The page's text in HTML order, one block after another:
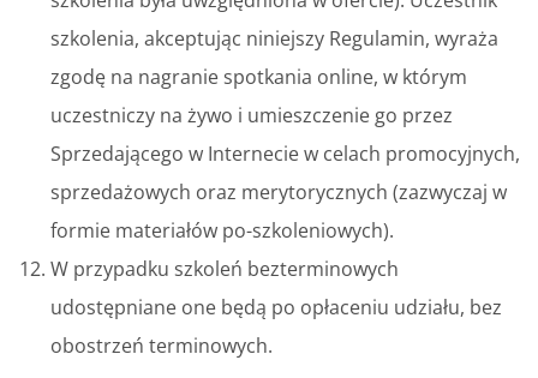
szkolenia, akceptując niniejszy Regulamin, wyraża
zgodę na nagranie spotkania online, w którym
uczestniczy na żywo i umieszczenie go przez
Sprzedającego w Internecie w celach promocyjnych,
sprzedażowych oraz merytorycznych (zazwyczaj w
formie materiałów po-szkoleniowych).
W przypadku szkoleń bezterminowych
udostępniane one będą po opłaceniu udziału, bez
obostrzeń terminowych.